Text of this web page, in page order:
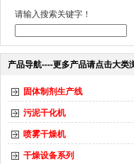
请输入搜索关键字！
产品导航----更多产品请点击大类
固体制剂生产线
污泥干化机
喷雾干燥机
干燥设备系列